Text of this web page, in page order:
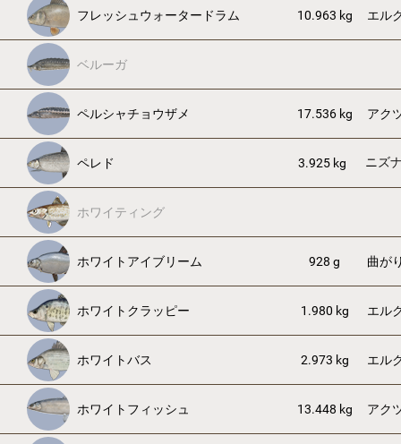
フレッシュウォータードラム 10.963 kg エル
ベルーガ
ペルシャチョウザメ 17.536 kg アク
ペレド 3.925 kg ニズ
ホワイティング
ホワイトアイブリーム 928 g 曲が
ホワイトクラッピー 1.980 kg エル
ホワイトバス 2.973 kg エル
ホワイトフィッシュ 13.448 kg アク